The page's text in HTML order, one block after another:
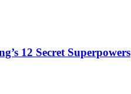
12 Secret Superpowers